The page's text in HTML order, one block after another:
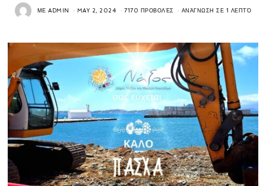
ΜΕADMIN MAY 2, 2024 7170 ΠΡΟΒΟΛΈΣ ΑΝΆΓΝΩΣΗ ΣΕ 1 ΛΕΠΤΌ